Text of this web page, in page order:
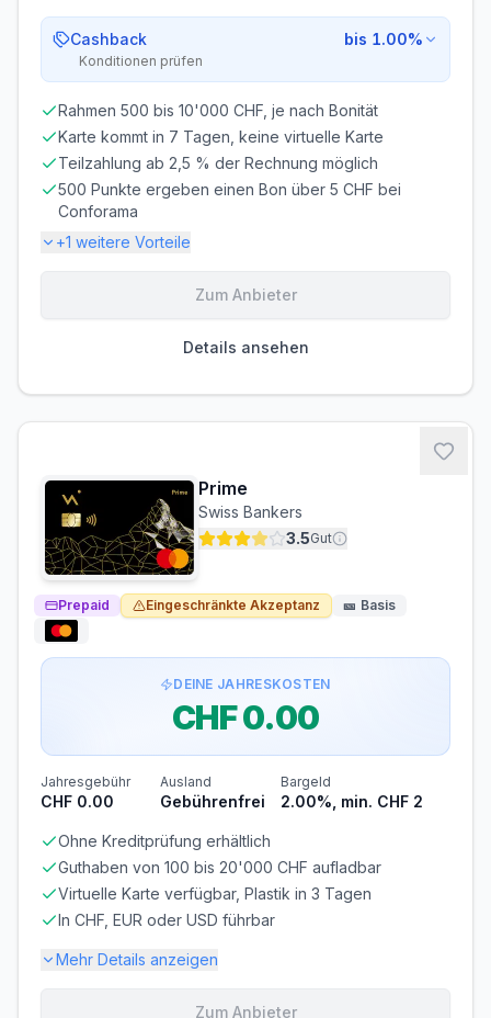
Gesamtkosten im Ausland können höher sein als die
angezeigte Fremdwährungsgebühr.
Voraussetzungen
MINDESTALTER
ab 18 Jahren
MINDESTEINKOMMEN
ab CHF 0.00/Monat
BONITÄTSPRÜFUNG
Nicht erforderlich
Cashback
Konditionen prüfen
bis 1.00%
Rahmen 500 bis 10'000 CHF, je nach Bonität
Karte kommt in 7 Tagen, keine virtuelle Karte
Teilzahlung ab 2,5 % der Rechnung möglich
500 Punkte ergeben einen Bon über 5 CHF bei
Conforama
+1 weitere Vorteile
CHF 20.00
Zinsen & Kredit
ZINSFREIE ZEIT
0 Tage 2.5%
Bargeldabhebungen: Zinsen ab Tag 1
Bargeldabhebungen fallen sofort12.00% p.a. Zinsen an.
Voraussetzungen
MINDESTALTER MINDESTEINKOMMEN
ab CHF 0.00/Monat
BONITÄTSPRÜFUNG
Nicht erforderlich
GIROKONTO
Nicht erforderlich
Zum Anbieter
Details ansehen
Prime
Swiss Bankers
3.5Gut
Prepaid Eingeschränkte Akzeptanz 🎫 Basis
DEINE JAHRESKOSTEN
CHF 0.00
Jahresgebühr
CHF 0.00
Ausland
Gebührenfrei
Bargeld
2.00%, min. CHF 2
Ohne Kreditprüfung erhältlich
Guthaben von 100 bis 20'000 CHF aufladbar
Virtuelle Karte verfügbar, Plastik in 3 Tagen
In CHF, EUR oder USD führbar
Mehr Details anzeigen
Zum Anbieter